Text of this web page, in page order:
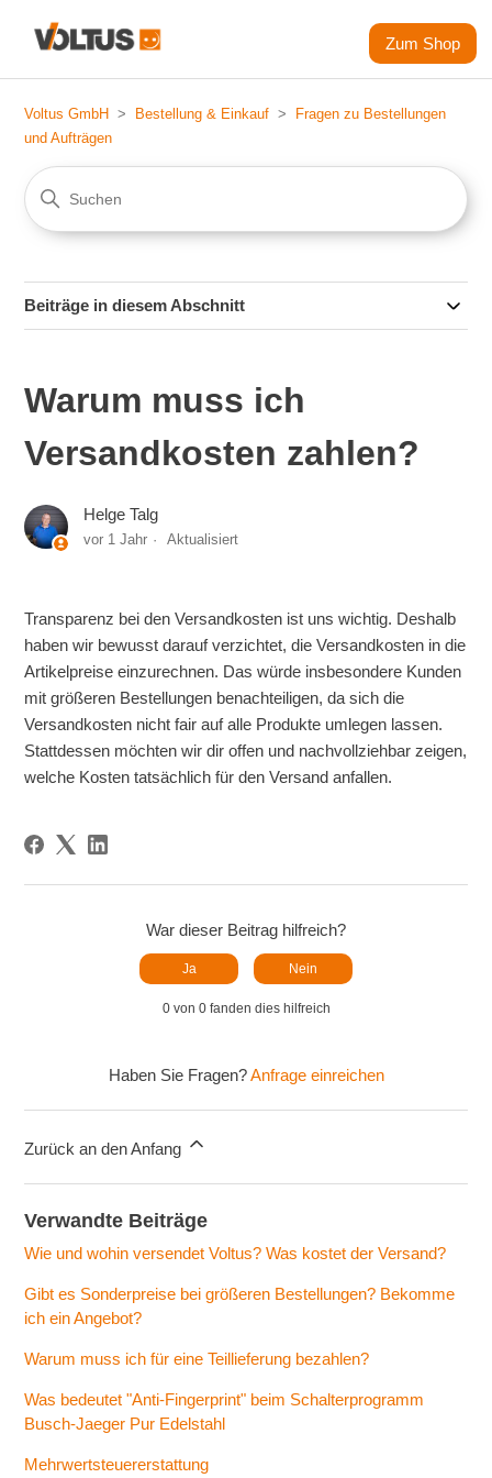
Zum Shop
Voltus GmbH Bestellung & Einkauf
Fragen zu Bestellungen
und Aufträgen
Beiträge in diesem Abschnitt
Warum muss ich
Versandkosten zahlen?
Helge Talg
vor 1 Jahr Aktualisiert
Transparenz bei den Versandkosten ist uns wichtig. Deshalb
haben wir bewusst darauf verzichtet, die Versandkosten in die
Artikelpreise einzurechnen. Das würde insbesondere Kunden
mit größeren Bestellungen benachteiligen, da sich die
Versandkosten nicht fair auf alle Produkte umlegen lassen.
Stattdessen möchten wir dir offen und nachvollziehbar zeigen,
welche Kosten tatsächlich für den Versand anfallen.
War dieser Beitrag hilfreich?
Ja Nein
0 von 0 fanden dies hilfreich
Haben Sie Fragen?Anfrage einreichen
Zurück an den Anfang
Verwandte Beiträge
Wie und wohin versendet Voltus? Was kostet der Versand?
Gibt es Sonderpreise bei größeren Bestellungen? Bekomme
ich ein Angebot?
Warum muss ich für eine Teillieferung bezahlen?
Was bedeutet "Anti-Fingerprint" beim Schalterprogramm
Busch-Jaeger Pur Edelstahl
Mehrwertsteuererstattung